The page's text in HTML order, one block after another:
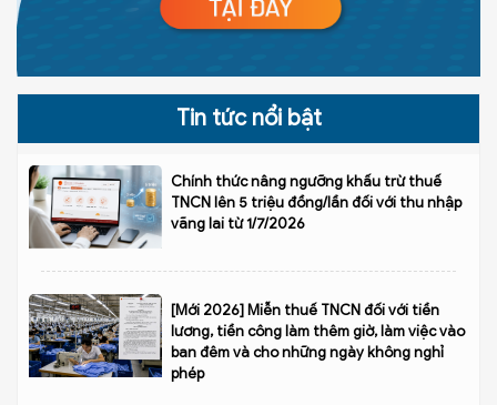
Tin tức nổi bật
Chính thức nâng ngưỡng khấu trừ thuế
TNCN lên 5 triệu đồng/lần đối với thu nhập
vãng lai từ 1/7/2026
[Mới 2026] Miễn thuế TNCN đối với tiền
lương, tiền công làm thêm giờ, làm việc vào
ban đêm và cho những ngày không nghỉ
phép